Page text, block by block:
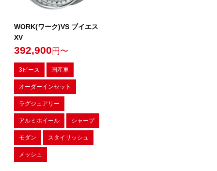
WORK(ワーク)VS ブイエス
XV
392,900 円〜
3ピース 国産車
オーダーインセット
ラグジュアリー
アルミホイール シャープ
モダン スタイリッシュ
メッシュ